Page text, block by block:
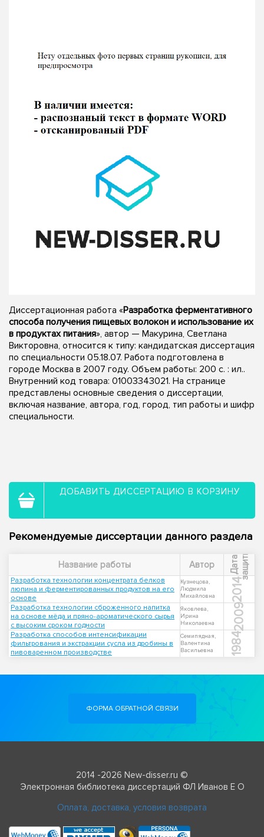
Диссертационная работа «Разработка ферментативного
способа получения пищевых волокон и использование их
в продуктах питания», автор — Макурина, Светлана
Викторовна, относится к типу: кандидатская диссертация
по специальности 05.18.07. Работа подготовлена в
городе Москва в 2007 году. Объем работы: 200 с. : ил..
Внутренний код товара: 01003343021. На странице
представлены основные сведения о диссертации,
включая название, автора, год, город, тип работы и шифр
специальности.
ДОБАВИТЬ ДИССЕРТАЦИЮ В КОРЗИНУ
Рекомендуемые диссертации данного раздела
Название работы Автор Д
а
т
а
з
а
щ
и
т ы
Разработка технологии концентрата белков
люпина и ферментированных продуктов на его
основе
Кузнецова,
Людмила
Михайловна
2014
Разработка технологии сброженного напитка
на основе мёда и пряно-ароматического сырья
с высоким сроком годности
Яковлева,
Ирина
Николаевна
2009
Разработка способов интенсификации
фильтрования и экстракции сусла из дробины в
пивоваренном производстве
Семипядная,
Валентина
Васильевна
1984
ФОРМА ОБРАТНОЙ СВЯЗИ
2014 -2026 New-disser.ru ©
Электронная библиотека диссертаций ФЛ Иванов Е О
Оплата, доставка, условия возврата